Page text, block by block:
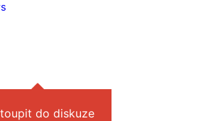
do diskuze